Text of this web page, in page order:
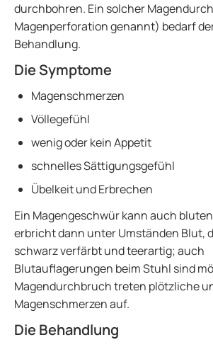
durchbohren. Ein solcher
Magenperforation genannt) bedarf
Behandlung.
Die Symptome
Magenschmerzen
Völlegefühl
wenig oder kein Appetit
schnelles Sättigungsgefühl
Übelkeit und Erbrechen
Ein Magengeschwür kann auch
erbricht dann unter Umständen Blut,
schwarz verfärbt und teerartig; auch
Blutauflagerungen beim Stuhl sind
Magendurchbruch treten plötzliche
Magenschmerzen auf.
Die Behandlung